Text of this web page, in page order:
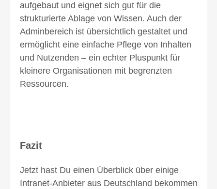
aufgebaut und eignet sich gut für die
strukturierte Ablage von Wissen. Auch der
Adminbereich ist übersichtlich gestaltet und
ermöglicht eine einfache Pflege von Inhalten
und Nutzenden – ein echter Pluspunkt für
kleinere Organisationen mit begrenzten
Ressourcen.
Fazit
Jetzt hast Du einen Überblick über einige
Intranet-Anbieter aus Deutschland bekommen